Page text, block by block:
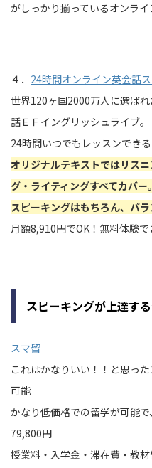
がしっかり揃っているオンラ
４． 24時間オンライン英会話
世界120ヶ国2000万人に選ば
話ＥＦイングリッシュライブ。
24時間いつでもレッスンできる
オリジナルテキストではリス
グ・ライティングすべてカバー。
スピーキングはもちろん、バ
月額8,910円でOK！無料体験で
スピーキングが上達する
スマ留
これはかなりいい！！と思っ
可能
かなり低価格での留学が可能
79,800円
授業料・入学金・滞在費・教